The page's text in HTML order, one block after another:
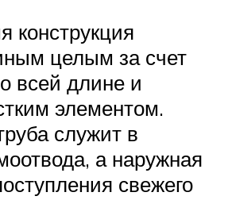
конструкция
целым за счет
всей длине и
элементом.
служит в
а наружная
свежего